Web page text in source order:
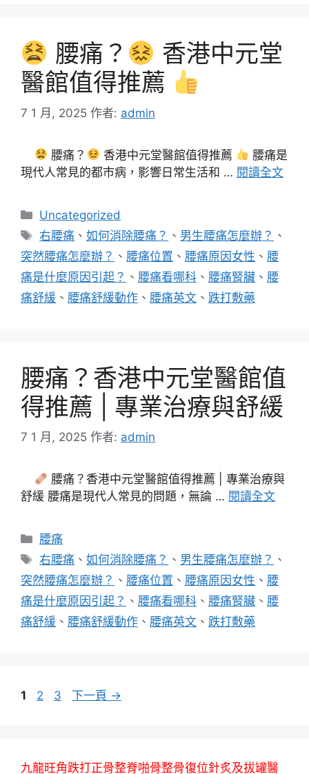
腰痛？
香港中元堂
醫館值得推薦
7 1 月, 2025 作者: admin
腰痛？ 香港中元堂醫館值得推薦
腰痛是
現代人常見的都市病，影響日常生活和 … 閱讀全文
分
類
Uncategorized
標
籤
右腰痛 、如何消除腰痛？ 、 男生腰痛怎麼辦？ 、
突然腰痛怎麼辦？ 、 腰痛位置 、 腰痛原因女性 、 腰
痛是什麼原因引起？ 、 腰痛看哪科 、 腰痛腎臟 、 腰
痛舒緩 、 腰痛舒緩動作 、 腰痛英文 、 跌打敷藥
腰痛？香港中元堂醫館值
得推薦 | 專業治療與舒緩
7 1 月, 2025 作者: admin
腰痛？香港中元堂醫館值得推薦 | 專業治療與
舒緩 腰痛是現代人常見的問題，無論 … 閱讀全文
分
類
腰痛
標
籤
右腰痛 、如何消除腰痛？ 、 男生腰痛怎麼辦？ 、
突然腰痛怎麼辦？ 、 腰痛位置 、 腰痛原因女性 、 腰
痛是什麼原因引起？ 、 腰痛看哪科 、 腰痛腎臟 、 腰
痛舒緩 、 腰痛舒緩動作 、 腰痛英文 、 跌打敷藥
頁
1
頁
2
頁
3 下一頁 →
九龍旺角跌打正骨整脊啪骨整骨復位針炙及拔罐醫